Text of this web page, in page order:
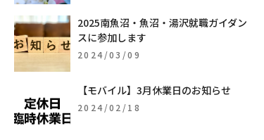
2025南魚沼・魚沼・湯沢就職ガイダン
スに参加します
2024/03/09
【モバイル】3月休業日のお知らせ
2024/02/18